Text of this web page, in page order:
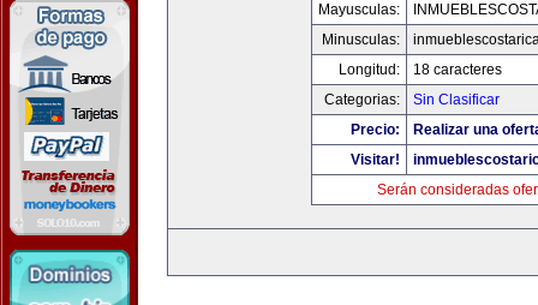
Mayusculas:
Minusculas:
Longitud:
18 caracteres
Categorias:
Sin Clasificar
Precio:
Realizar una
Visitar!
Serán consideradas